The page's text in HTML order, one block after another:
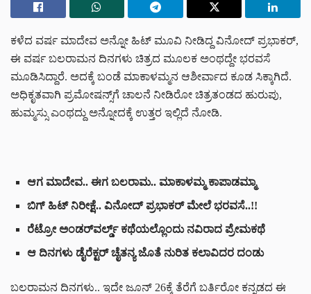
ಕಳೆದ ವರ್ಷ ಮಾದೇವ ಅನ್ನೋ ಹಿಟ್ ಮೂವಿ ನೀಡಿದ್ದ ವಿನೋದ್ ಪ್ರಭಾಕರ್,
ಈ ವರ್ಷ ಬಲರಾಮನ ದಿನಗಳು ಚಿತ್ರದ ಮೂಲಕ ಅಂಥದ್ದೇ ಭರವಸೆ
ಮೂಡಿಸಿದ್ದಾರೆ. ಅದಕ್ಕೆ ಬಂಡೆ ಮಾಕಾಳಮ್ಮನ ಆಶೀರ್ವಾದ ಕೂಡ ಸಿಕ್ಕಾಗಿದೆ.
ಅಧಿಕೃತವಾಗಿ ಪ್ರಮೋಷನ್ಸ್‌ಗೆ ಚಾಲನೆ ನೀಡಿರೋ ಚಿತ್ರತಂಡದ ಹುರುಪು,
ಹುಮ್ಮಸ್ಸು ಎಂಥದ್ದು ಅನ್ನೋದಕ್ಕೆ ಉತ್ತರ ಇಲ್ಲಿದೆ ನೋಡಿ.
ಆಗ ಮಾದೇವ.. ಈಗ ಬಲರಾಮ.. ಮಾಕಾಳಮ್ಮ ಕಾಪಾಡಮ್ಮಾ
ಬಿಗ್ ಹಿಟ್ ನಿರೀಕ್ಷೆ.. ವಿನೋದ್ ಪ್ರಭಾಕರ್ ಮೇಲೆ ಭರವಸೆ..!!
ರೆಟ್ರೋ ಅಂಡರ್‌‌ವರ್ಲ್ಡ್‌‌ ಕಥೆಯಲ್ಲೊಂದು ನವಿರಾದ ಪ್ರೇಮಕಥೆ
ಆ ದಿನಗಳು ಡೈರೆಕ್ಟರ್ ಚೈತನ್ಯ ಜೊತೆ ನುರಿತ ಕಲಾವಿದರ ದಂಡು
ಬಲರಾಮನ ದಿನಗಳು.. ಇದೇ ಜೂನ್ 26ಕ್ಕೆ ತೆರೆಗೆ ಬರ್ತಿರೋ ಕನ್ನಡದ ಈ